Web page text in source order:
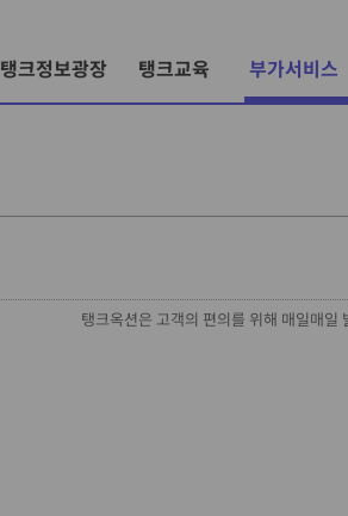
탱크정보광장 탱크교육 부가서비스
탱크옥션은 고객의 편의를 위해 매일매